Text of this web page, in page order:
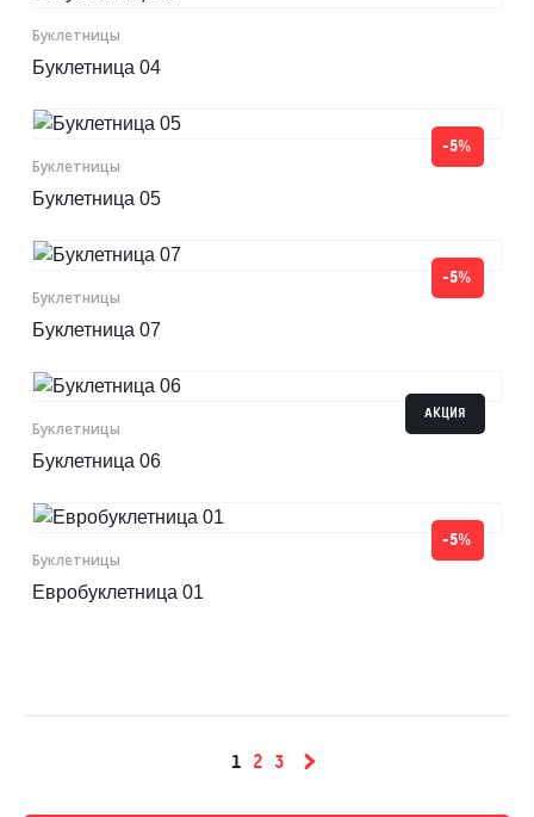
Буклетницы
Буклетница 04
-5%
Буклетницы
Буклетница 05
-5%
Буклетницы
Буклетница 07
АКЦИЯ
Буклетницы
Буклетница 06
-5%
Буклетницы
Евробуклетница 01
1 2 3